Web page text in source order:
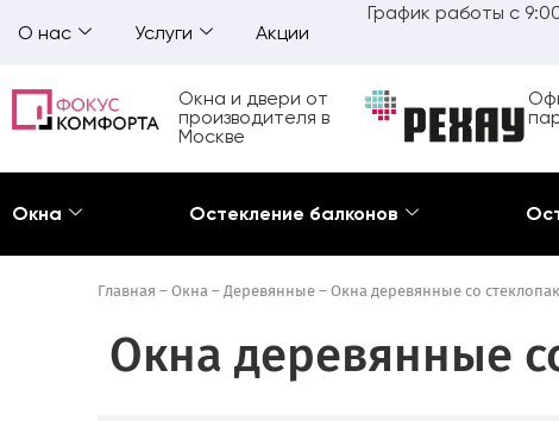
О нас Услуги Акции
График работы с
Окна и двери от
производителя в
Москве
Окна Остекление балконов
Главная – Окна – Деревянные – Окна деревянные со
Окна деревянные